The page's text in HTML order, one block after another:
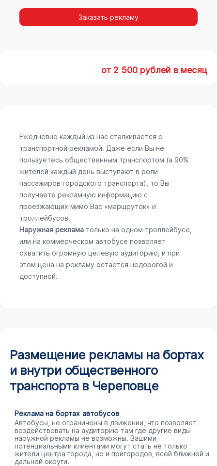
Заказать рекламу
от 2 500 рублей в месяц
Ежедневно каждый из нас сталкивается с
транспортной рекламой. Даже если Вы не
пользуетесь общественным транспортом (а 90%
жителей каждый день выступают в роли
пассажиров городского транспорта), то Вы
получаете рекламную информацию с
проезжающих мимо Вас «маршруток» и
троллейбусов.
Наружная реклама только на одном троллейбусе,
или на коммерческом автобусе позволяет
охватить огромную целевую аудиторию, и при
этом цена на рекламу остается недорогой и
доступной.
Размещение рекламы на бортах
и внутри общественного
транспорта в Череповце
Реклама на бортах автобусов
Автобусы, не ограничены в движении, что позволяет
воздействовать на аудиторию там где другие виды
наружной рекламы не возможны. Вашими
потенциальными клиентами могут стать не только
жители центра города, но и пригородов, всей ближней и
дальней округи.